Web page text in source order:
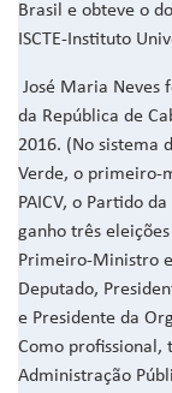
Brasil e obteve o
ISCTE-Instituto
José Maria Neves
da República de
2016. (No sistema
Verde, o primeiro-
PAICV, o Partido
ganho três
Primeiro-Ministro
Deputado,
e Presidente da
Como profissional,
Administração